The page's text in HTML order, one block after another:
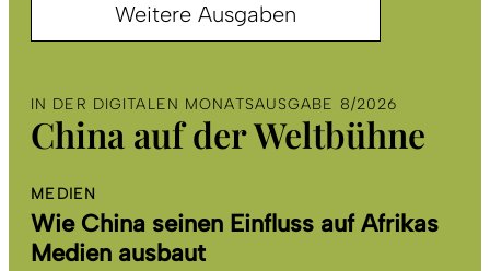
Weitere Ausgaben
IN DER DIGITALEN MONATSAUSGABE 8/2026
China auf der Weltbühne
MEDIEN
Wie China seinen Einfluss auf Afrikas
Medien ausbaut